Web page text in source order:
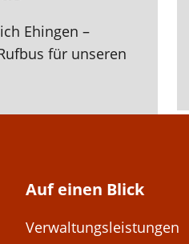
Ehingen –
für unseren
Auf einen Blick
Verwaltungsleistungen